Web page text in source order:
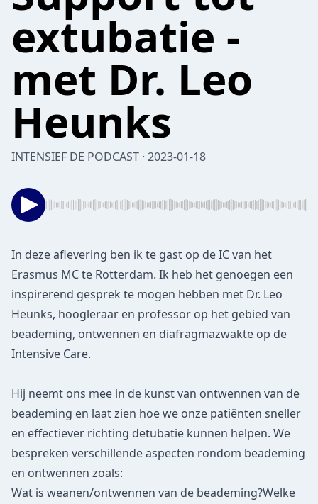
extubatie -
met Dr. Leo
Heunks
INTENSIEF DE PODCAST · 2023-01-18
In deze aflevering ben ik te gast op de IC van het
Erasmus MC te Rotterdam. Ik heb het genoegen een
inspirerend gesprek te mogen hebben met Dr. Leo
Heunks, hoogleraar en professor op het gebied van
beademing, ontwennen en diafragmazwakte op de
Intensive Care.
Hij neemt ons mee in de kunst van ontwennen van de
beademing en laat zien hoe we onze patiënten sneller
en effectiever richting detubatie kunnen helpen. We
bespreken verschillende aspecten rondom beademing
en ontwennen zoals:
Wat is weanen/ontwennen van de beademing?Welke